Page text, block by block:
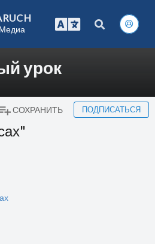
урок
СОХРАНИТЬ ПОДПИСАТЬСЯ